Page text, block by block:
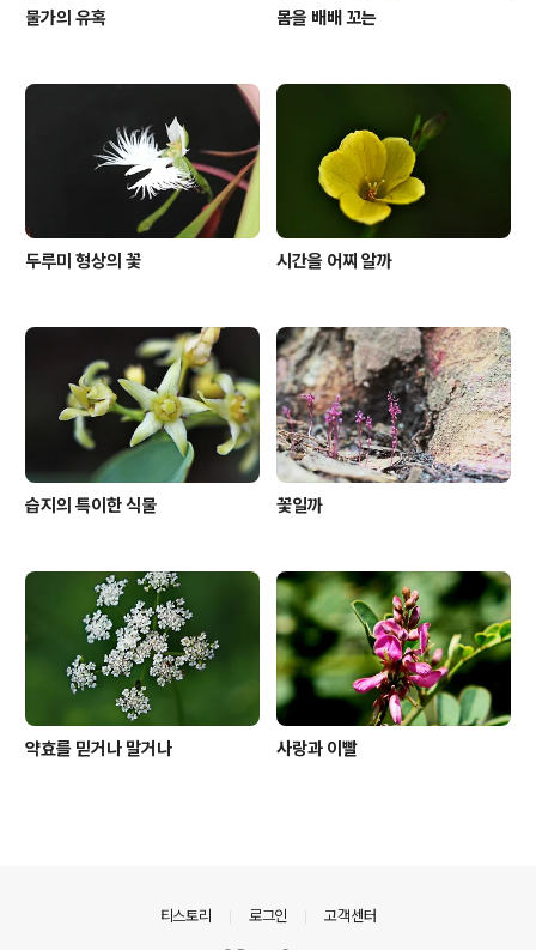
물가의 유혹 몸을 배배 꼬는
두루미 형상의 꽃 시간을 어찌 알까
습지의 특이한 식물 꽃일까
약효를 믿거나 말거나 사랑과 이빨
티스토리 로그인 고객센터